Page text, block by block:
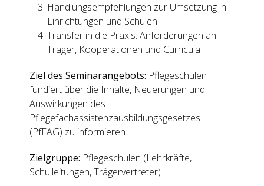
Handlungsempfehlungen zur Umsetzung in
Einrichtungen und Schulen
Transfer in die Praxis: Anforderungen an
Träger, Kooperationen und Curricula
Ziel des Seminarangebots: Pflegeschulen
fundiert über die Inhalte, Neuerungen und
Auswirkungen des
Pflegefachassistenzausbildungsgesetzes
(PfFAG) zu informieren.
Zielgruppe: Pflegeschulen (Lehrkräfte,
Schulleitungen, Trägervertreter)